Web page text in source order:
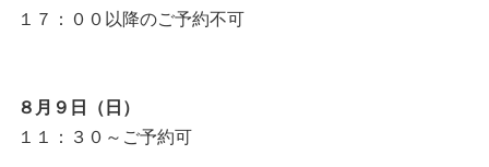
１７：００以降のご予約不可
８月９日（日）
１１：３０～ご予約可